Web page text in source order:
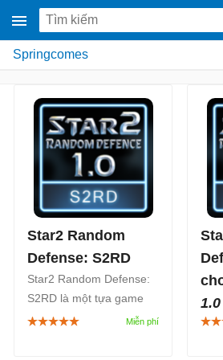
Springcomes
Star2 Random
Defense: S2RD
Star2 Random Defense:
S2RD là một tựa game
chiến thuật phòng thủ
1.0